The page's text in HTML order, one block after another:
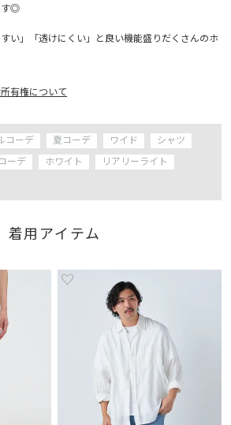
す◎
すい」「透けにくい」と良い機能盛りだくさんのホ
有権について
コーデ 夏コーデ ワイド シャツ
ーデ ホワイト リアリーライト
着用アイテム